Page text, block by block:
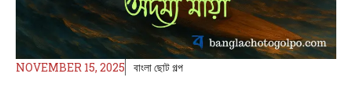
NOVEMBER 15, 2025 বাংলা ছোট গল্প